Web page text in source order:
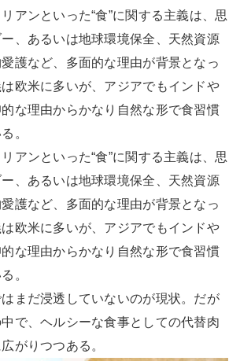
アンといった“食”に関する主義は、思
、あるいは地球環境保全、天然資源
護など、多面的な理由が背景となっ
欧米に多いが、アジアでもインドや
な理由からかなり自然な形で食習慣
。
アンといった“食”に関する主義は、思
、あるいは地球環境保全、天然資源
護など、多面的な理由が背景となっ
欧米に多いが、アジアでもインドや
な理由からかなり自然な形で食習慣
。
まだ浸透していないのが現状。だが
で、ヘルシーな食事としての代替肉
がりつつある。